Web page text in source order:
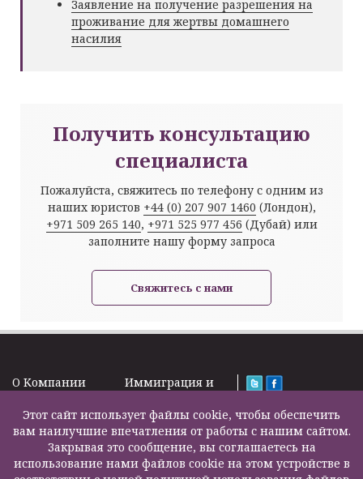
Заявление на получение разрешения на
проживание для жертвы домашнего
насилия
Получить консультацию
специалиста
Пожалуйста, свяжитесь по телефону с одним из
наших юристов +44 (0) 207 907 1460 (Лондон),
+971 509 265 140, +971 525 977 456 (Дубай) или
заполните нашу форму запроса
Свяжитесь с нами
O Kомпании
Подписка на
новости
Задать вопрос
Карта сайта
Иммиграция и
Налоги и пенсии
Бизнес услуги
Недвижимость
Образование
2000 – 2026©
Этот сайт использует файлы cookie, чтобы обеспечить
вам наилучшие впечатления от работы с нашим сайтом.
Закрывая это сообщение, вы соглашаетесь на
использование нами файлов cookie на этом устройстве в